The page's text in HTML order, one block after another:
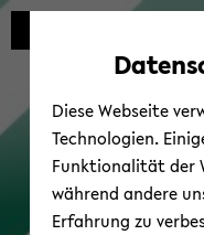
Diese Webseite
Technologien.
Funktionalität der
während andere
Erfahrung zu